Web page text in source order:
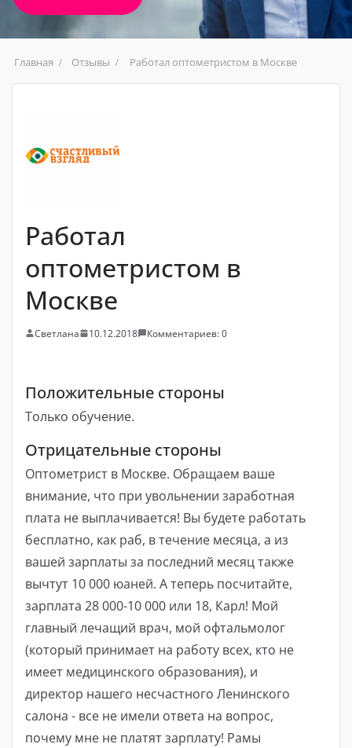
Главная Отзывы Работал оптометристом в Москве
Работал
оптометристом в
Москве
Светлана 10.12.2018 Комментариев: 0
Положительные стороны
Только обучение.
Отрицательные стороны
Оптометрист в Москве. Обращаем ваше
внимание, что при увольнении заработная
плата не выплачивается! Вы будете работать
бесплатно, как раб, в течение месяца, а из
вашей зарплаты за последний месяц также
вычтут 10 000 юаней. А теперь посчитайте,
зарплата 28 000-10 000 или 18, Карл! Мой
главный лечащий врач, мой офтальмолог
(который принимает на работу всех, кто не
имеет медицинского образования), и
директор нашего несчастного Ленинского
салона - все не имели ответа на вопрос,
почему мне не платят зарплату! Рамы